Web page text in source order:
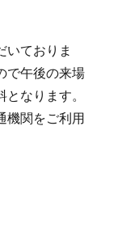
いておりま
で午後の来場
なります。
機関をご利用